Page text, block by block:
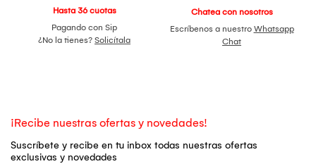
Hasta 36 cuotas
Pagando con Sip
¿No la tienes? Solicítala
Chatea con nosotros
Escríbenos a nuestro Whatsapp
Chat
¡Recibe nuestras ofertas y novedades!
Suscríbete y recibe en tu inbox todas nuestras ofertas
exclusivas y novedades